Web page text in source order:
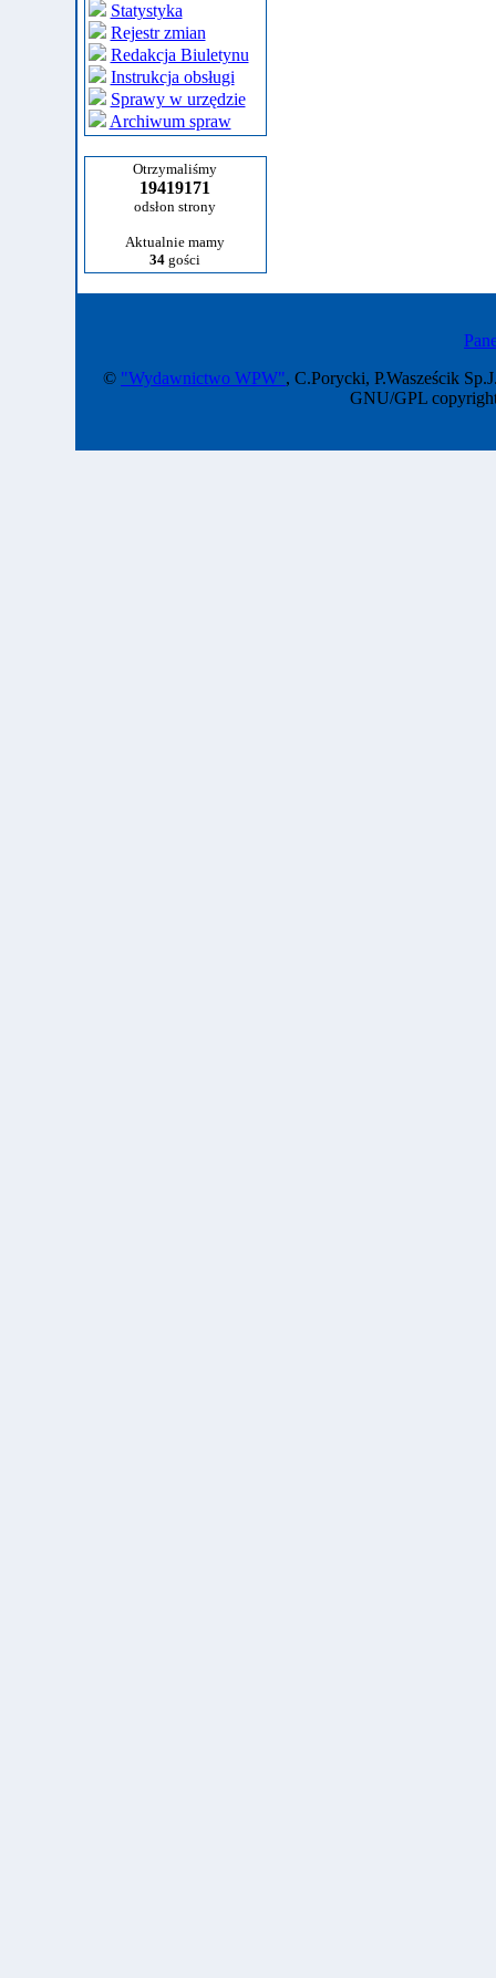
Statystyka
Rejestr zmian
Redakcja Biuletynu
Instrukcja obsługi
Sprawy w urzędzie
Archiwum spraw
Otrzymaliśmy
19419171
odsłon strony
Aktualnie mamy
34 gości
© "Wydawnictwo WPW", C.Porycki, P.Wasześcik
GNU/GPL